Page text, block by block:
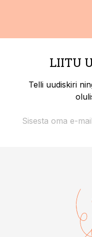
LIITU
Telli uudiskiri